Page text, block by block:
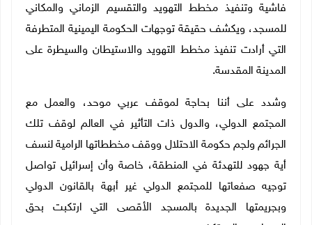
فاشية وتنفيذ مخطط التهويد والتقسيم الزماني والمكاني
للمسجد، ويكشف حقيقة توجهات الحكومة اليمينية المتطرفة
التي أرادت تنفيذ مخطط التهويد والاستيطان والسيطرة على
المدينة المقدسة.
وشدد على أننا بحاجة لموقف عربي موحد، والعمل مع
المجتمع الدولي، والدول ذات التأثير في العالم لوقف تلك
الجرائم ولجم حكومة الاحتلال ووقف مخططاتها الرامية لنسف
أية جهود للتهدئة في المنطقة، خاصة وأن إسرائيل تواصل
توجيه صفعاتها للمجتمع الدولي غير أبهة بالقانون الدولي
وبجريمتها الجديدة بالمسجد الأقصى التي ارتكبت بحق